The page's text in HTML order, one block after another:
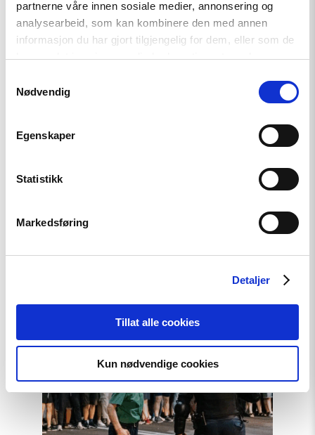
partnerne våre innen sosiale medier, annonsering og
analysearbeid, som kan kombinere den med annen
informasjon du har gjort tilgjengelig for dem, eller som de
har samlet inn gjennom din bruk av tjenestene deres.
Nødvendig
Egenskaper
Statistikk
Markedsføring
Detaljer
Tillat alle cookies
Kun nødvendige cookies
Utviklingspolitikken må ta
article
må
ta
Read
article
en
av
Postkodelotteriet"